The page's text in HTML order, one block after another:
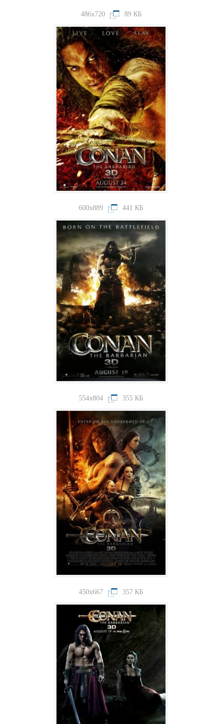
486x720 89 КБ
600x889 441 КБ
554x804 355 КБ
450x667 357 КБ